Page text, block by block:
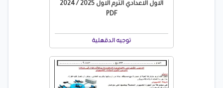
الاول الاعدادي الترم الاول 2025 / 2024
PDF
توجيه الدقهلية